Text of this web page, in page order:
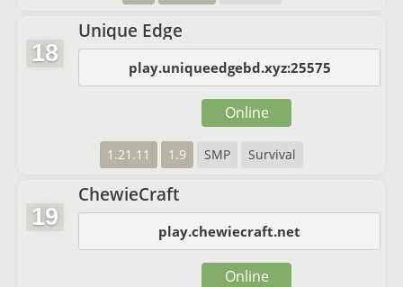
18
Unique Edge
play.uniqueedgebd.xyz:25575
1.21.11 1.9 SMP Survival
Online
19
ChewieCraft
play.chewiecraft.net
Online